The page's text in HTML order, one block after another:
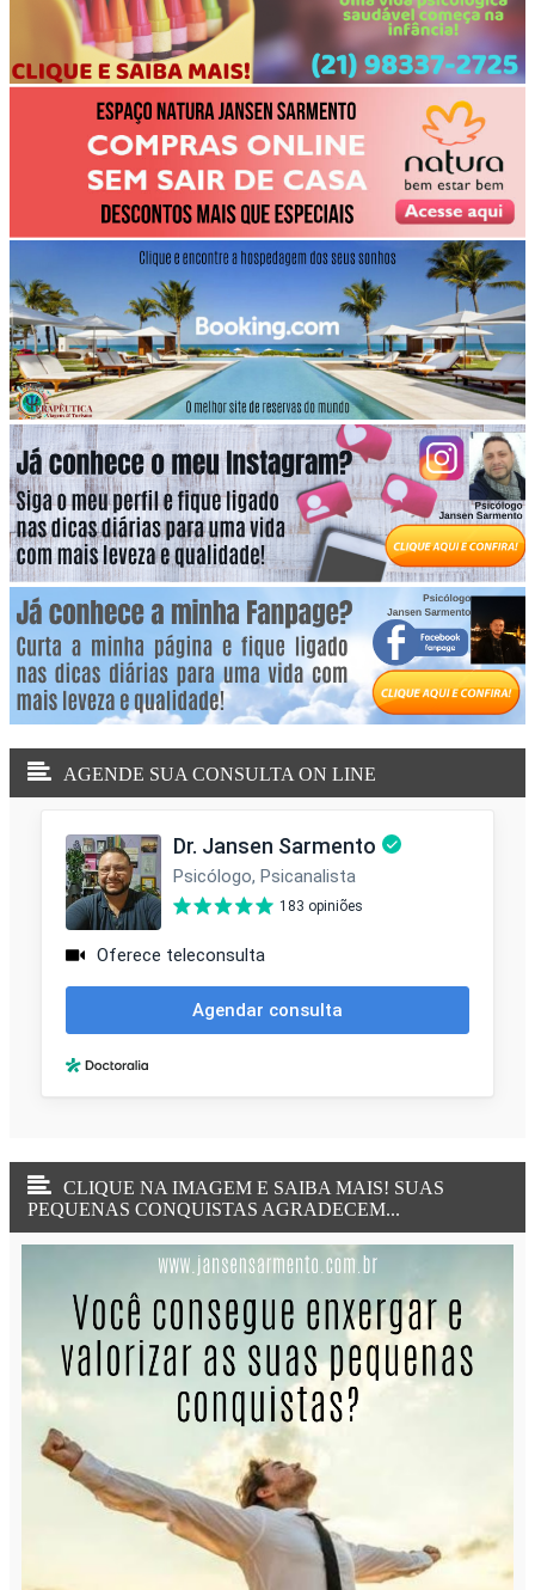
AGENDE SUA CONSULTA ON LINE
CLIQUE NA IMAGEM E SAIBA MAIS! SUAS
PEQUENAS CONQUISTAS AGRADECEM...